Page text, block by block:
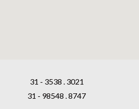
31 - 3538 . 3021
31 - 98548 . 8747